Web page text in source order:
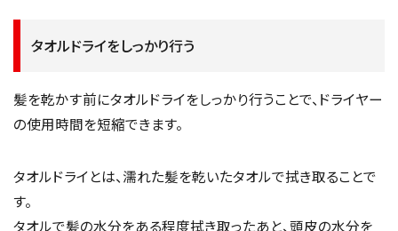
タオルドライをしっかり行う
髪を乾かす前にタオルドライをしっかり行うことで、ドライヤー
の使用時間を短縮できます。
タオルドライとは、濡れた髪を乾いたタオルで拭き取ることで
す。
タオルで髪の水分をある程度拭き取ったあと、頭皮の水分を